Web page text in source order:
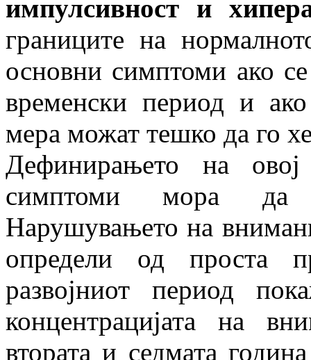
импулсивност и
границите на
основни симптоми ако
временски период и
мера можат тешко да го
Дефинирањето на
симптоми мора да
Нарушувањето на
определи од проста
развојниот период
концентрацијата на
втората и седмата